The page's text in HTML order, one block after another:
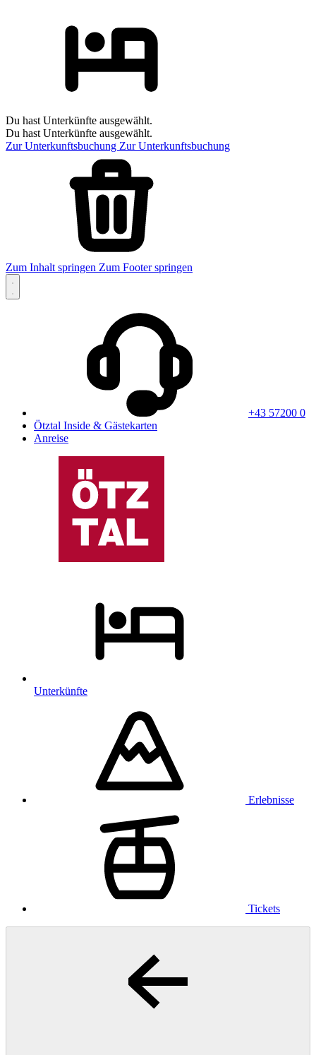
Du hast Unterkünfte ausgewählt.
Du hast Unterkünfte ausgewählt.
Zur Unterkunftsbuchung Zur Unterkunftsbuchung
Zum Inhalt springen Zum Footer springen
+43 57200 0
Ötztal Inside & Gästekarten
Anreise
Unterkünfte
Erlebnisse
Tickets